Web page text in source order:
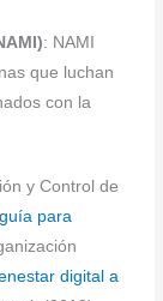
: NAMI
que luchan
con la
y Control de
para
digital a